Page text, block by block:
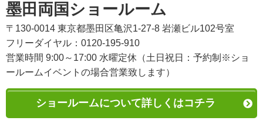
墨田両国ショールーム
〒130-0014 東京都墨田区亀沢1-27-8 岩瀬ビル102号室
フリーダイヤル：0120-195-910
営業時間 9:00～17:00 水曜定休（土日祝日：予約制※ショ
ールームイベントの場合営業致します）
ショールームについて詳しくはコチラ